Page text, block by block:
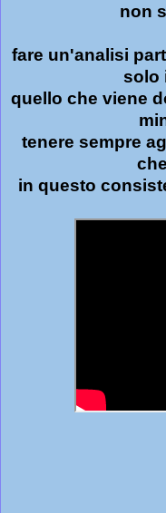
non
fare un'analisi
solo
quello che viene
tenere sempre
in questo